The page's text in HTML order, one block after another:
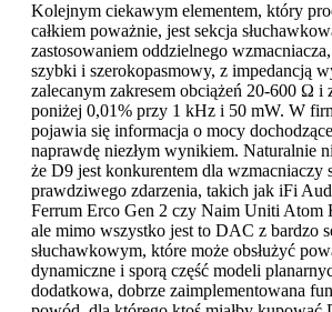
Kolejnym ciekawym elementem, który
całkiem poważnie, jest sekcja
zastosowaniem oddzielnego
szybki i szerokopasmowy, z impedancją
zalecanym zakresem obciążeń 20-600 Ω i
poniżej 0,01% przy 1 kHz i 50 mW. W
pojawia się informacja o mocy
naprawdę niezłym wynikiem. Naturalnie
że D9 jest konkurentem dla wzmacniaczy
prawdziwego zdarzenia, takich jak iFi
Ferrum Erco Gen 2 czy Naim Uniti Atom
ale mimo wszystko jest to DAC z bardzo
słuchawkowym, które może obsłużyć
dynamiczne i sporą część modeli
dodatkowa, dobrze zaimplementowana